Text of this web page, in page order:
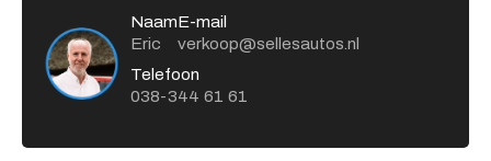
Naam
Eric
E-mail
verkoop@sellesautos.nl
Telefoon
038-344 61 61